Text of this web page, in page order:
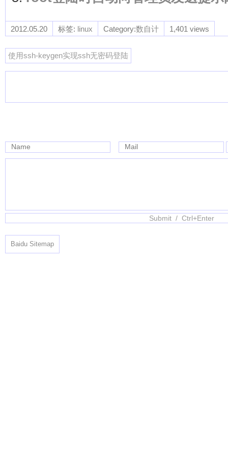
2012.05.20 标签: linux Category:数自计 1,401 views
使用ssh-keygen实现ssh无密码登陆
Name Mail
Baidu Sitemap